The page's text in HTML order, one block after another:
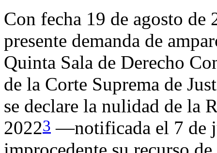
Con fecha 19 de agosto de
presente demanda de
Quinta Sala de Derecho
de la Corte Suprema de
se declare la nulidad de la
20223 —notificada el 7 de